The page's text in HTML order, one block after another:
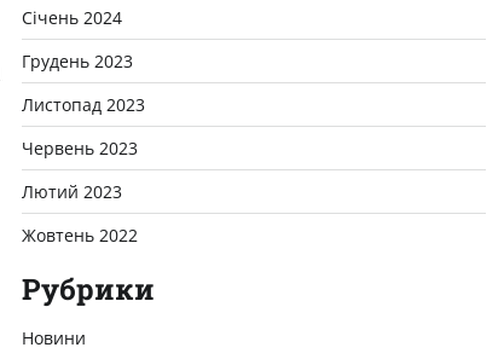
Січень 2024
Грудень 2023
Листопад 2023
Червень 2023
Лютий 2023
Жовтень 2022
Рубрики
Новини